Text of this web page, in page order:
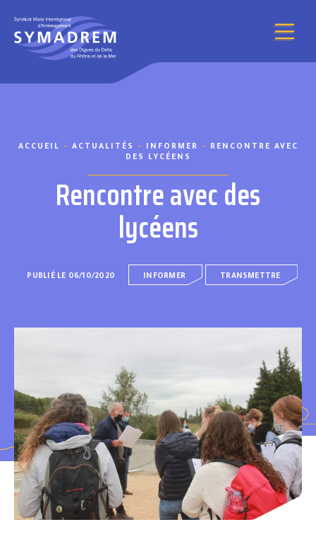
ACCUEIL - ACTUALITÉS - INFORMER -
RENCONTRE AVEC
DES LYCÉENS
Rencontre avec des
lycéens
PUBLIÉ LE 06/10/2020 INFORMER TRANSMETTRE